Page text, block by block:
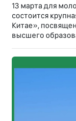
13 марта для
состоится
Китае»,
высшего